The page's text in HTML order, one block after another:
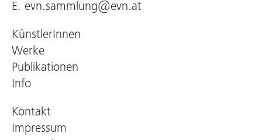
E. evn.sammlung@evn.at
KünstlerInnen
Werke
Publikationen
Info
Kontakt
Impressum